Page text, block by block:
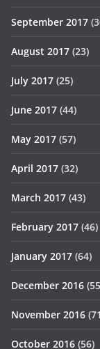
September 2017
August 2017 (23)
July 2017 (25)
June 2017 (44)
May 2017 (57)
April 2017 (32)
March 2017 (43)
February 2017 (46)
January 2017 (64)
December 2016
November 2016
October 2016 (56)